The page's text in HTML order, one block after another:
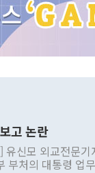
고 논란
유신모 외교전문
부처의 대통령 업